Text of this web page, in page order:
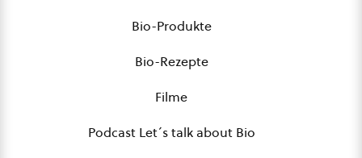
Bio-Produkte
Bio-Rezepte
Filme
Podcast Let´s talk about Bio